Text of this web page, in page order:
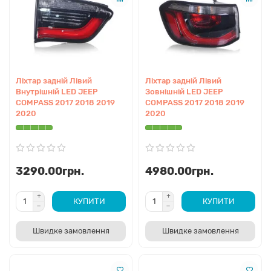
доведеться змінити підкрилки, нижній захист
двигуна, кронштейни туманок та молдинги крил,
оскільки архітектура низу кардинально
відрізняється.
новим аналогом TYG?
Оригінал з розбірки (якщо він без дефектів) ідеально
стає по зазорах, але потребує підготовки під
фарбування. Аналог TYG новий, дешевший і часто
має сертифікат CAPA, що гарантує 99% збіг
5. Чому на новому капоті є чорне покриття?
Це транспортувальний катафорезний ґрунт. Він
захищає метал від корозії на складах. Маляр повинен
перевірити його на адгезію, заматувати та
перекрити автомобільним акриловим ґрунтом перед
нанесенням бази (фарби).
Ліхтар задній Лівий
Внутрішній LED JEEP
COMPASS 2017 2018 2019
2020
3290.00грн.
КУПИТИ
Швидке замовлення
Ліхтар задній Лівий
Зовнішній LED JEEP
COMPASS 2017 2018 2019
2020
4980.00грн.
КУПИТИ
Швидке замовлення